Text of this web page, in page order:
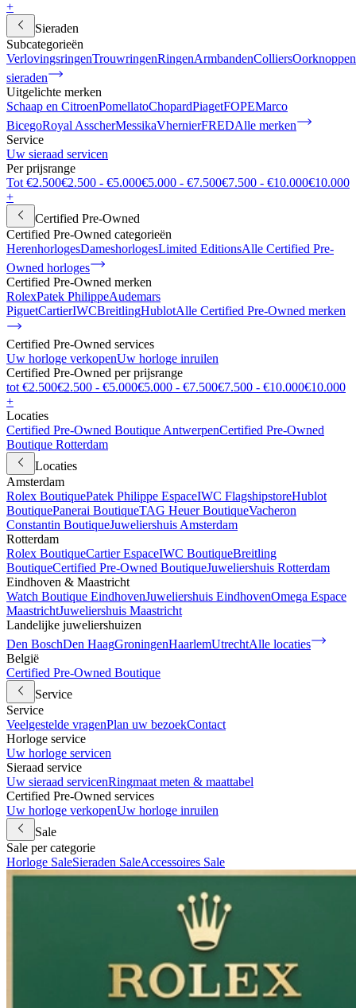
+
Sieraden
Subcategorieën
VerlovingsringenTrouwringenRingenArmbandenColliersOorknoppen
sieraden
Uitgelichte merken
Schaap en CitroenPomellatoChopardPiagetFOPEMarco
BicegoRoyal AsscherMessikaVhernierFREDAlle merken
Service
Uw sieraad servicen
Per prijsrange
Tot €2.500€2.500 - €5.000€5.000 - €7.500€7.500 - €10.000€10.000
+
Certified Pre-Owned
Certified Pre-Owned categorieën
HerenhorlogesDameshorlogesLimited EditionsAlle Certified Pre-
Owned horloges
Certified Pre-Owned merken
RolexPatek PhilippeAudemars
PiguetCartierIWCBreitlingHublotAlle Certified Pre-Owned merken
Certified Pre-Owned services
Uw horloge verkopenUw horloge inruilen
Certified Pre-Owned per prijsrange
tot €2.500€2.500 - €5.000€5.000 - €7.500€7.500 - €10.000€10.000
+
Locaties
Certified Pre-Owned Boutique AntwerpenCertified Pre-Owned
Boutique Rotterdam
Locaties
Amsterdam
Rolex BoutiquePatek Philippe EspaceIWC FlagshipstoreHublot
BoutiquePanerai BoutiqueTAG Heuer BoutiqueVacheron
Constantin BoutiqueJuweliershuis Amsterdam
Rotterdam
Rolex BoutiqueCartier EspaceIWC BoutiqueBreitling
BoutiqueCertified Pre-Owned BoutiqueJuweliershuis Rotterdam
Eindhoven & Maastricht
Watch Boutique EindhovenJuweliershuis EindhovenOmega Espace
MaastrichtJuweliershuis Maastricht
Landelijke juweliershuizen
Den BoschDen HaagGroningenHaarlemUtrechtAlle locaties
België
Certified Pre-Owned Boutique
Service
Service
Veelgestelde vragenPlan uw bezoekContact
Horloge service
Uw horloge servicen
Sieraad service
Uw sieraad servicenRingmaat meten & maattabel
Certified Pre-Owned services
Uw horloge verkopenUw horloge inruilen
Sale
Sale per categorie
Horloge SaleSieraden SaleAccessoires Sale